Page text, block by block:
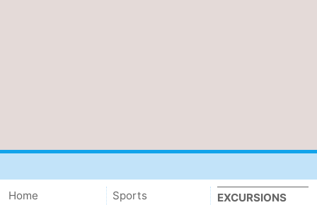
Home
Sports
EXCURSIONS